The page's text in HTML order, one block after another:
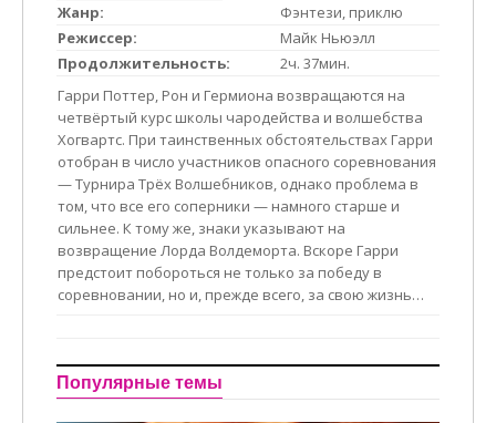
Жанр:
Фэнтези, приклю
Режиссер:
Майк Ньюэлл
Продолжительность:
2ч. 37мин.
Гарри Поттер, Рон и Гермиона возвращаются на
четвёртый курс школы чародейства и волшебства
Хогвартс. При таинственных обстоятельствах Гарри
отобран в число участников опасного соревнования
— Турнира Трёх Волшебников, однако проблема в
том, что все его соперники — намного старше и
сильнее. К тому же, знаки указывают на
возвращение Лорда Волдеморта. Вскоре Гарри
предстоит побороться не только за победу в
соревновании, но и, прежде всего, за свою жизнь…
Популярные темы